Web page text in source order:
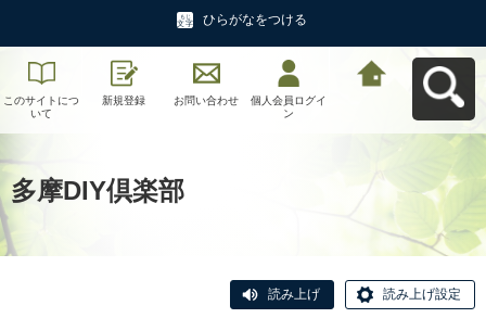
ひらがなをつける
このサイトにつ
いて
新規登録 お問い合わせ
個人会員ログイ
ン
多摩DIY倶楽部
読み上げ 読み上げ設定